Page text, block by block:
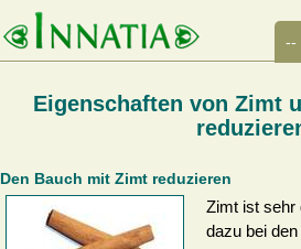
Eigenschaften von Zimt
Den Bauch mit Zimt reduzieren
Zimt ist sehr
dazu bei